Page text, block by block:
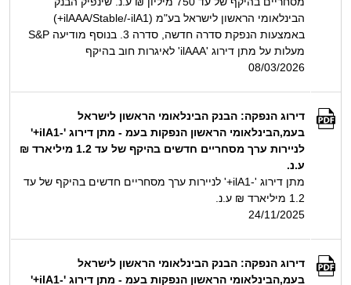
הבינלאומי הראשון לישראל בע"מ (ilAAA/Stable/-ilA1+)
באמצעות הנפקת סדרה חדשה, סדרה 3. בנוסף מודיעה S&P
מעלות על מתן דירוג 'ilAAA' לאיגרות חוב בהיקף
08/03/2026
דירוג הנפקה: הבנק הבינלאומי הראשון לישראל
בעמ,הבינלאומי הראשון הנפקות בעמ - מתן דירוג '-ilA1+'
לניירות ערך מסחריים חדשים בהיקף של עד 1.2 מיליארד ₪
ע.נ.
מתן דירוג '-ilA1+' לניירות ערך מסחריים חדשים בהיקף של עד
1.2 מיליארד ₪ ע.נ.
24/11/2025
דירוג הנפקה: הבנק הבינלאומי הראשון לישראל
בעמ,הבינלאומי הראשון הנפקות בעמ - מתן דירוג '-ilA1+'